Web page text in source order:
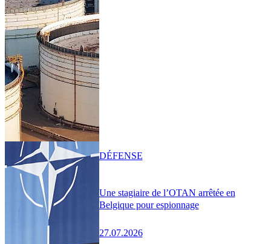
Une stagiaire de l’OTAN arrêtée en
Belgique pour espionnage
27.07.2026
DÉFENSE